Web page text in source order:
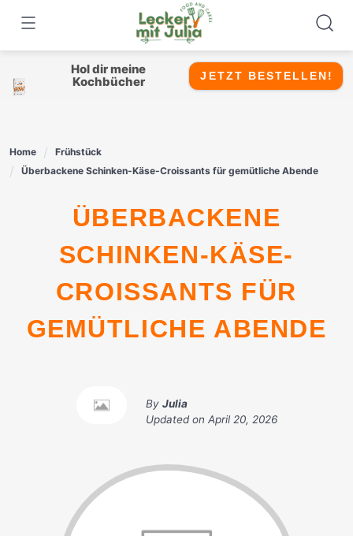
content
Hol dir meine
Kochbücher
JETZT BESTELLEN!
Home
Frühstück
Überbackene Schinken-Käse-Croissants für gemütliche Abende
ÜBERBACKENE
SCHINKEN-KÄSE-
CROISSANTS FÜR
GEMÜTLICHE ABENDE
By Julia
Updated on April 20, 2026